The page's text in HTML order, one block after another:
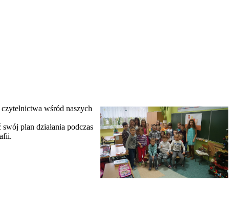
wśród naszych
plan działania podczas